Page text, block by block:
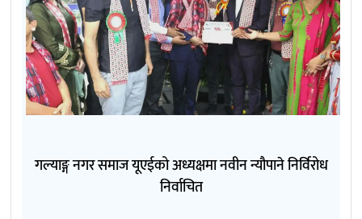
गल्याङ्ग नगर समाज यूएईको अध्यक्षमा नवीन न्यौपाने निर्विरोध
निर्वाचित